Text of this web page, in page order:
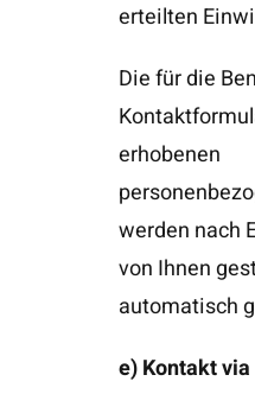
erteilten
Die für die
erhobenen
werden nach
von Ihnen
automatisch
e) Kontakt